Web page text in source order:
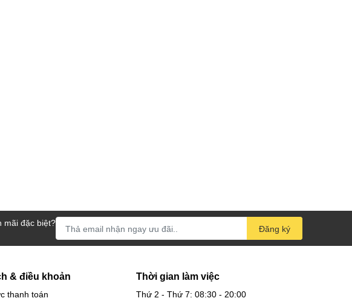
mãi đặc biệt?
Đăng ký
& điều khoản
thanh toán
Thời gian làm việc
Thứ 2 - Thứ 7: 08:30 - 20:00